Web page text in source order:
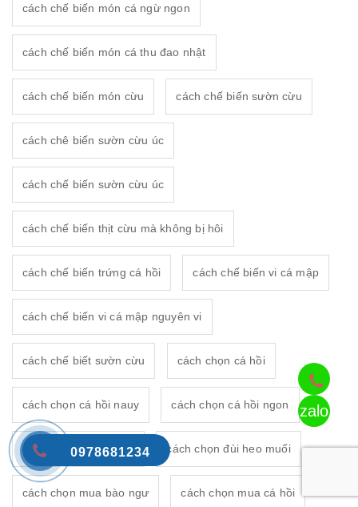
cách chế biến món cá ngừ ngon
cách chế biến món cá thu đao nhật
cách chế biến món cừu cách chế biến sườn cừu
cách chê biến sườn cừu úc
cách chế biến sườn cừu úc
cách chế biến thịt cừu mà không bị hôi
cách chế biến trứng cá hồi cách chế biến vi cá mập
cách chế biến vi cá mập nguyên vi
cách chế biết sườn cừu cách chọn cá hồi
cách chọn cá hồi nauy cách chọn cá hồi ngon
cách chọn cá hồi tươi cách chọn đùi heo muối
cách chọn mua bào ngư cách chọn mua cá hồi
zalo
0978681234